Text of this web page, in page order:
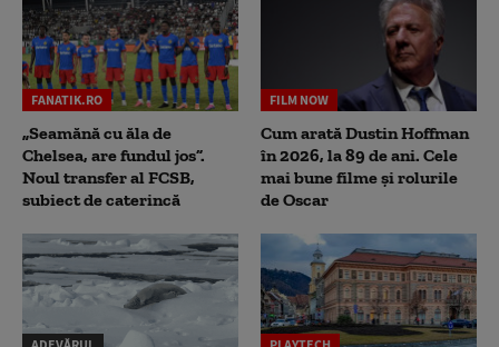
FANATIK.RO
„Seamănă cu ăla de
Chelsea, are fundul jos”.
Noul transfer al FCSB,
subiect de caterincă
FILM NOW
Cum arată Dustin Hoffman
în 2026, la 89 de ani. Cele
mai bune filme și rolurile
de Oscar